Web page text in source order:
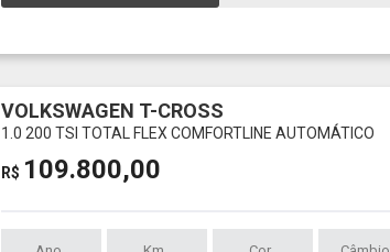
VOLKSWAGEN T-CROSS
1.0 200 TSI TOTAL FLEX COMFORTLINE AUTOMÁTICO
R$ 109.800,00